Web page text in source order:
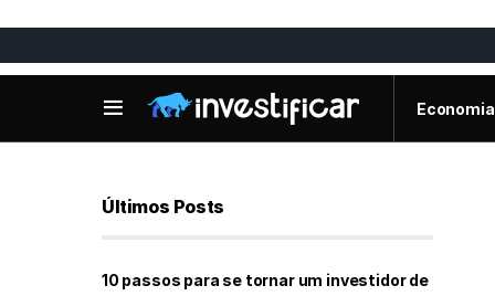
Economia
Últimos Posts
10 passos para se tornar um investidor de